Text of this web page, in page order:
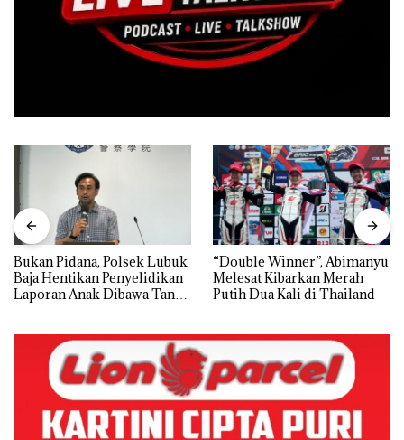
Bukan Pidana, Polsek Lubuk
Baja Hentikan Penyelidikan
Laporan Anak Dibawa Tanpa
“Double Winner”, Abimanyu
Melesat Kibarkan Merah
Putih Dua Kali di Thailand